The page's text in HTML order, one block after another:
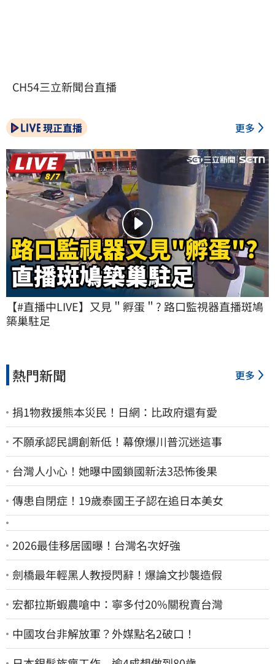
CH54三立新聞台直播
現正直播 更多
【#直播中LIVE】又見＂孵蛋＂? 路口監視器直播斑鳩
築巢駐足
熱門新聞 更多
捐1物救援熊本災民！日網：比政府還有愛
不願承認民調創新低！幕僚爆川普沉迷這事
台灣人小心！她曝中國鎖國新法3恐怖後果
傳患自閉症！19歲泰國王子認在追日本美女
2026最佳移居國曝！台灣名次好強
劍橋最年輕黑人教授閃辭！爆論文抄襲造假
宏都拉斯蝦農嗆中：寧多付20%關稅賣台灣
中國攻台非解放軍？外媒點名2破口！